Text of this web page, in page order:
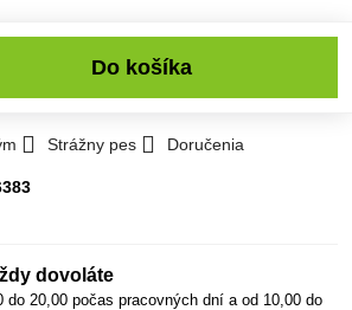
Do košíka
Strážny pes Doručenia
dovoláte
do 20,00 počas pracovných dní a od 10,00 do